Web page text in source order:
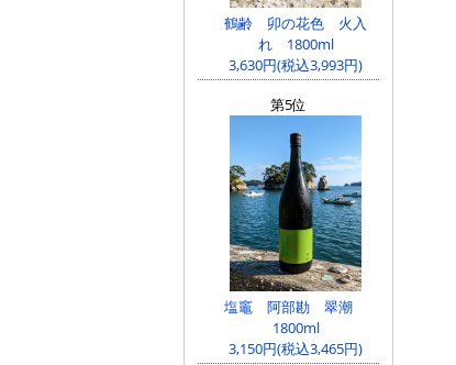
鶴齢 卯の花色 火入
れ 1800ml
3,630円(税込3,993円)
第5位
塩竈 阿部勘 翠潮
1800ml
3,150円(税込3,465円)